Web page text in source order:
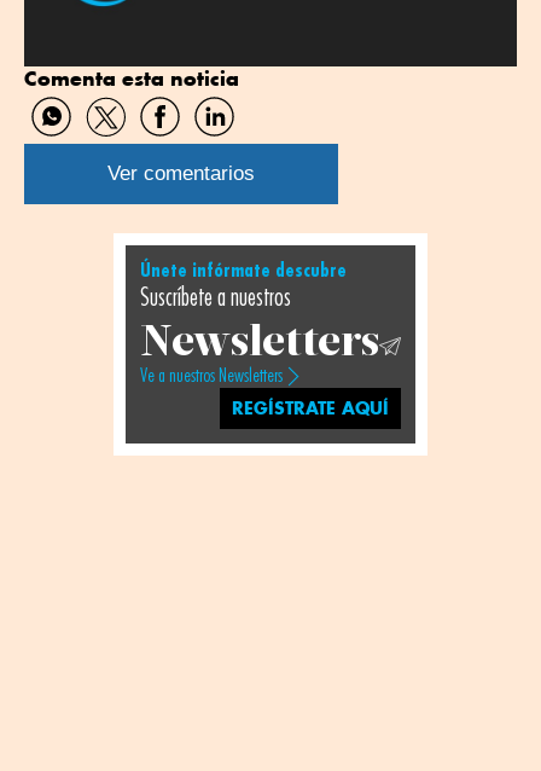
Comenta esta noticia
Compartir
por
WhatsApp
Compartir
por
Twitter
Compartir
por
Facebook
Compartir
por
Linkedin
Ver comentarios
Únete infórmate descubre
Suscríbete a nuestros
Newsletters
Ve a nuestros Newsletters
REGÍSTRATE AQUÍ